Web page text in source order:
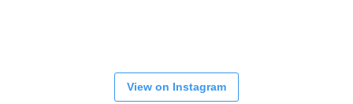
View on Instagram